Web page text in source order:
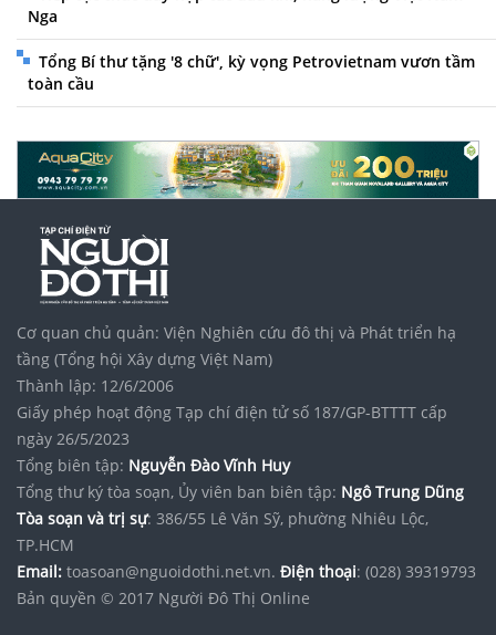
Nga
Tổng Bí thư tặng '8 chữ', kỳ vọng Petrovietnam vươn tầm
toàn cầu
Cơ quan chủ quản: Viện Nghiên cứu đô thị và Phát triển hạ
tầng (Tổng hội Xây dựng Việt Nam)
Thành lập: 12/6/2006
Giấy phép hoạt động Tạp chí điện tử số 187/GP-BTTTT cấp
ngày 26/5/2023
Tổng biên tập: Nguyễn Đào Vĩnh Huy
Tổng thư ký tòa soạn, Ủy viên ban biên tập: Ngô Trung Dũng
Tòa soạn và trị sự: 386/55 Lê Văn Sỹ, phường Nhiêu Lộc,
TP.HCM
Email: toasoan@nguoidothi.net.vn. Điện thoại: (028) 39319793
Bản quyền © 2017 Người Đô Thị Online